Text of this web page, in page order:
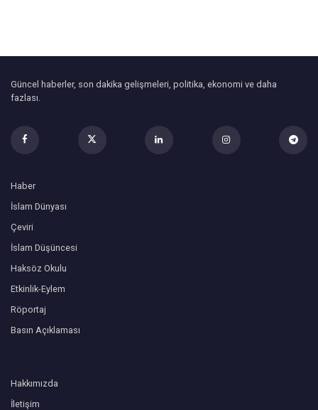
Güncel haberler, son dakika gelişmeleri, politika, ekonomi ve daha
fazlası.
Haber
İslam Dünyası
Çeviri
İslam Düşüncesi
Haksöz Okulu
Etkinlik-Eylem
Röportaj
Basın Açıklaması
Hakkımızda
İletişim